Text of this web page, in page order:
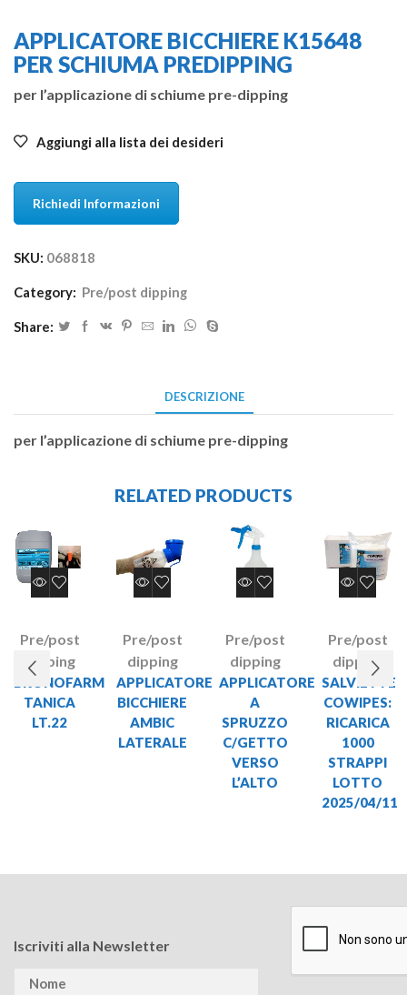
APPLICATORE BICCHIERE K15648
PER SCHIUMA PREDIPPING
per l’applicazione di schiume pre-dipping
Aggiungi alla lista dei desideri
Richiedi Informazioni
SKU: 068818
Category: Pre/post dipping
Share:
DESCRIZIONE
per l’applicazione di schiume pre-dipping
RELATED PRODUCTS
Pre/post
dipping
BRONOFARM
TANICA
LT.22
Pre/post
dipping
APPLICATORE
BICCHIERE
AMBIC
LATERALE
Pre/post
dipping
APPLICATORE
A
SPRUZZO
C/GETTO
VERSO
L’ALTO
Pre/post
dipping
SALVIETTE
COWIPES:
RICARICA
1000
STRAPPI
LOTTO
2025/04/11
Iscriviti alla Newsletter